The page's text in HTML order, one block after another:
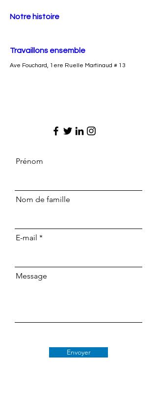
Notre histoire
Travaillons ensemble
Ave Fouchard, 1ere Ruelle Martinaud # 13
Prénom
Nom de famille
E-mail
Message
Envoyer